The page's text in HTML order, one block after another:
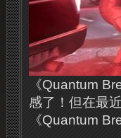
《Quantum
感了！但在最
《Quantum